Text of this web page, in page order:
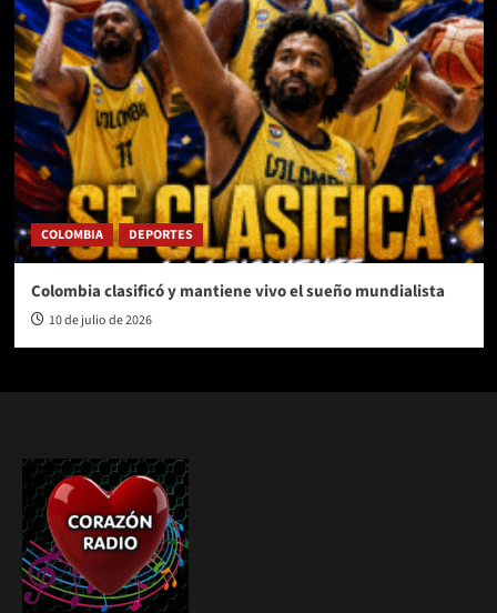
COLOMBIA DEPORTES
Colombia clasificó y mantiene vivo el sueño mundialista
10 de julio de 2026